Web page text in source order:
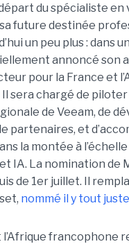
du spécialiste
future destinée
un peu plus : dans
annoncé son
pour la France et
sera chargé de
de Veeam, de
partenaires, et
la montée à
IA. La nomination de
de 1er juillet. Il
nommé il y tout
l’Afrique francophone